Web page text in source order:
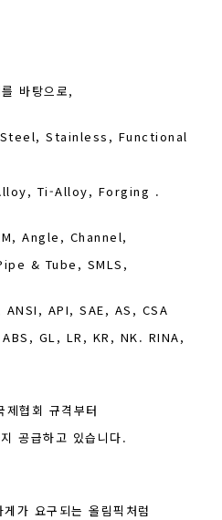
바탕으로,
Stainless, Functional
Ti-Alloy, Forging .
Angle, Channel,
& Tube, SMLS,
ANSI, API, SAE, AS, CSA
GL, LR, KR, NK. RINA,
협회 규격부터
공급하고 있습니다.
가 요구되는 올림픽처럼